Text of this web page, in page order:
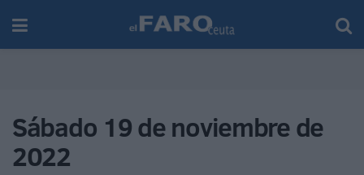
Sábado 19 de noviembre de
2022